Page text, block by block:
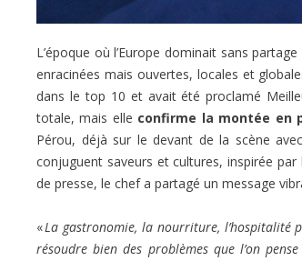
L’époque où l’Europe dominait sans
enracinées mais ouvertes, locales et
dans le top 10 et avait été proclamé
totale, mais elle confirme la montée en
Pérou, déjà sur le devant de la scène avec
conjuguent saveurs et cultures, inspirée
de presse, le chef a partagé un message
«La gastronomie, la nourriture, l’hospitalité
résoudre bien des problèmes que l’on